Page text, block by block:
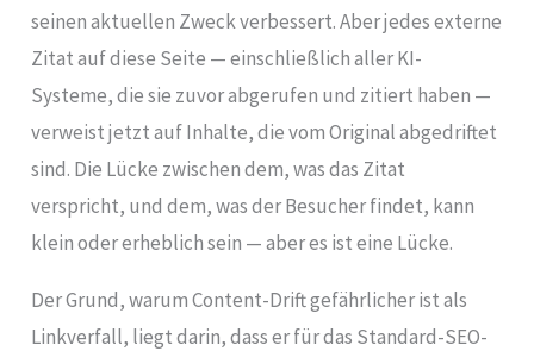
seinen aktuellen Zweck verbessert. Aber jedes externe
Zitat auf diese Seite — einschließlich aller KI-
Systeme, die sie zuvor abgerufen und zitiert haben —
verweist jetzt auf Inhalte, die vom Original abgedriftet
sind. Die Lücke zwischen dem, was das Zitat
verspricht, und dem, was der Besucher findet, kann
klein oder erheblich sein — aber es ist eine Lücke.
Der Grund, warum Content-Drift gefährlicher ist als
Linkverfall, liegt darin, dass er für das Standard-SEO-